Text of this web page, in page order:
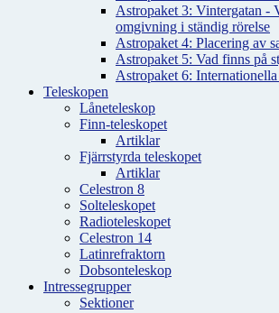
Astropaket 3: Vintergatan -
omgivning i ständig rörelse
Astropaket 4: Placering av
Astropaket 5: Vad finns på
Astropaket 6:
Teleskopen
Låneteleskop
Finn-teleskopet
Artiklar
Fjärrstyrda teleskopet
Artiklar
Celestron 8
Solteleskopet
Radioteleskopet
Celestron 14
Latinrefraktorn
Dobsonteleskop
Intressegrupper
Sektioner